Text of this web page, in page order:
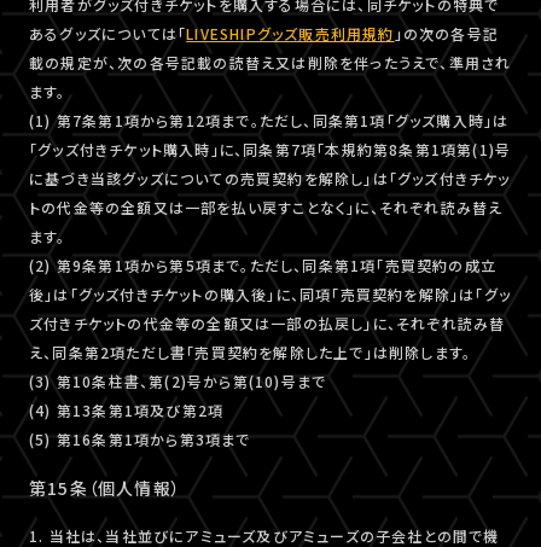
利用者がグッズ付きチケットを購入する場合には、同チケットの特典で
あるグッズについては「LIVESHIPグッズ販売利用規約 」の次の各号記
載の規定が、次の各号記載の読替え又は削除を伴ったうえで、準用され
ます。
(1) 第7条第1項から第12項まで。ただし、同条第1項「グッズ購入時」は
「グッズ付きチケット購入時」に、同条第7項「本規約第8条第1項第(1)号
に基づき当該グッズについての売買契約を解除し」は「グッズ付きチケッ
トの代金等の全額又は一部を払い戻すことなく」に、それぞれ読み替え
ます。
(2) 第9条第1項から第5項まで。ただし、同条第1項「売買契約の成立
後」は「グッズ付きチケットの購入後」に、同項「売買契約を解除」は「グッ
ズ付きチケットの代金等の全額又は一部の払戻し」に、それぞれ読み替
え、同条第2項ただし書「売買契約を解除した上で」は削除します。
(3) 第10条柱書、第(2)号から第(10)号まで
(4) 第13条第1項及び第2項
(5) 第16条第1項から第3項まで
第15条（個人情報）
1. 当社は、当社並びにアミューズ及びアミューズの子会社との間で機